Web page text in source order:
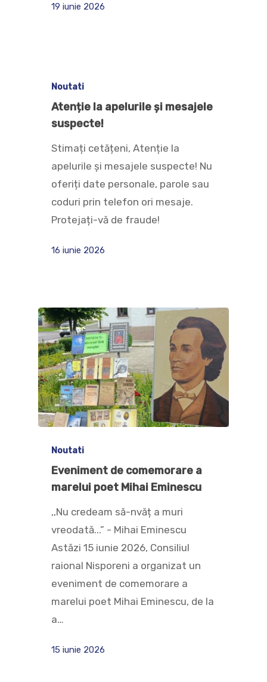
19 iunie 2026
Noutati
Atenție la apelurile și mesajele
suspecte!
Stimați cetățeni, Atenție la
apelurile și mesajele suspecte! Nu
oferiți date personale, parole sau
coduri prin telefon ori mesaje.
Protejați-vă de fraude!
16 iunie 2026
Noutati
Eveniment de comemorare a
marelui poet Mihai Eminescu
,,Nu credeam să-nvăț a muri
vreodată...” - Mihai Eminescu
Astăzi 15 iunie 2026, Consiliul
raional Nisporeni a organizat un
eveniment de comemorare a
marelui poet Mihai Eminescu, de la
a…
15 iunie 2026